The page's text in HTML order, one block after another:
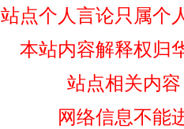
站点个人言论只属个
本站内容解释权归
站点相关内
网络信息不能